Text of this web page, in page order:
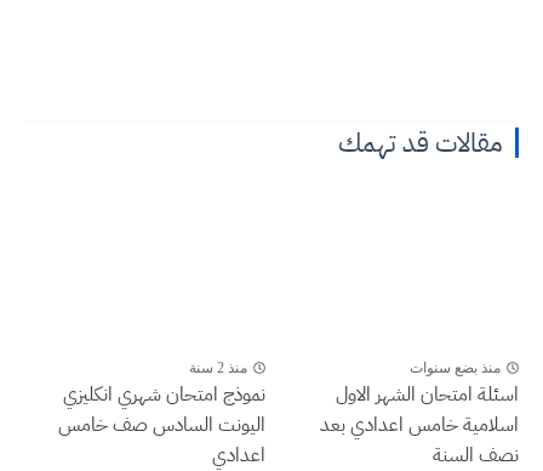
مقالات قد تهمك
منذ بضع سنوات
اسئلة امتحان الشهر الاول
اسلامية خامس اعدادي بعد
نصف السنة
منذ 2 سنة
نموذج امتحان شهري انكليزي
اليونت السادس صف خامس
اعدادي